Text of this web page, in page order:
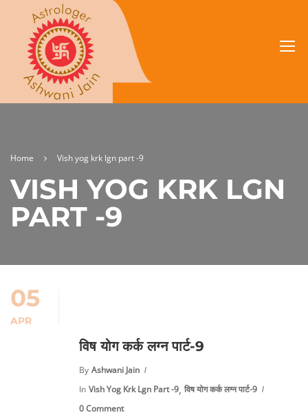
Home Vish yog krk lgn part -9
VISH YOG KRK LGN
PART -9
05
APR
विष योग कर्क लग्न पार्ट-9
By Ashwani Jain
In Vish Yog Krk Lgn Part -9, विष योग कर्क लग्न पार्ट-9
0 Comment